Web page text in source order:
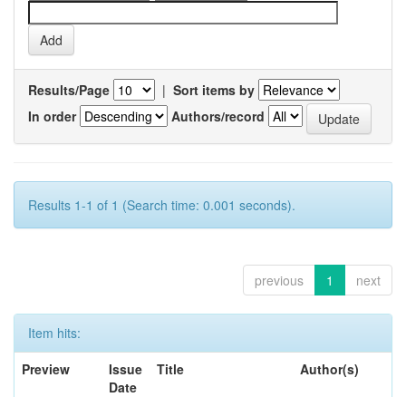
Results/Page | Sort items by
In order
Authors/record
Results 1-1 of 1 (Search time: 0.001 seconds).
previous 1 next
Item hits:
Preview
Issue
Date
Title Author(s)